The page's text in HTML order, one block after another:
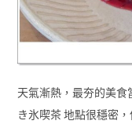
天氣漸熱，最夯的美
き氷喫茶 地點很穩密